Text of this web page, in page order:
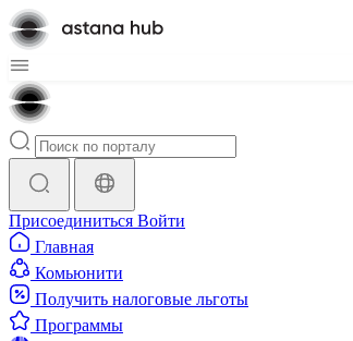
Присоединиться Войти
Главная
Комьюнити
Получить налоговые льготы
Программы